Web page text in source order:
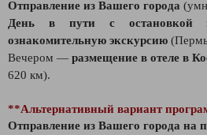
Отправление из Вашего города
День в пути с
ознакомительную экскурсию
Вечером — размещение в отеле в
620 км).
**Альтернативный вариант
Отправление из Вашего города на